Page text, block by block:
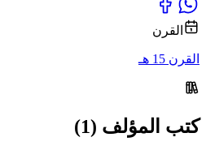
القرن
القرن 15 هـ
كتب المؤلف (1)